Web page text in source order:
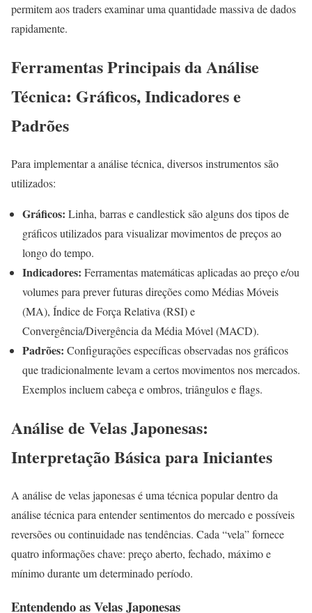
permitem aos traders examinar uma quantidade massiva de dados
rapidamente.
Ferramentas Principais da Análise
Técnica: Gráficos, Indicadores e
Padrões
Para implementar a análise técnica, diversos instrumentos são
utilizados:
Gráficos: Linha, barras e candlestick são alguns dos tipos de
gráficos utilizados para visualizar movimentos de preços ao
longo do tempo.
Indicadores: Ferramentas matemáticas aplicadas ao preço e/ou
volumes para prever futuras direções como Médias Móveis
(MA), Índice de Força Relativa (RSI) e
Convergência/Divergência da Média Móvel (MACD).
Padrões: Configurações específicas observadas nos gráficos
que tradicionalmente levam a certos movimentos nos mercados.
Exemplos incluem cabeça e ombros, triângulos e flags.
Análise de Velas Japonesas:
Interpretação Básica para Iniciantes
A análise de velas japonesas é uma técnica popular dentro da
análise técnica para entender sentimentos do mercado e possíveis
reversões ou continuidade nas tendências. Cada “vela” fornece
quatro informações chave: preço aberto, fechado, máximo e
mínimo durante um determinado período.
Entendendo as Velas Japonesas